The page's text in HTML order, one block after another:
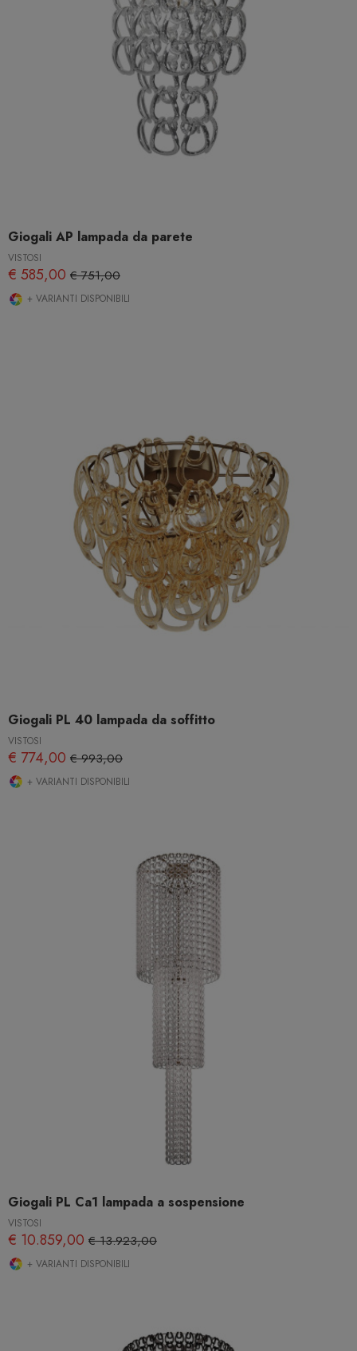
Giogali AP lampada da parete
VISTOSI
€ 585,00 € 751,00
+ VARIANTI DISPONIBILI
Giogali PL 40 lampada da soffitto
VISTOSI
€ 774,00 € 993,00
+ VARIANTI DISPONIBILI
Giogali PL Ca1 lampada a sospensione
VISTOSI
€ 10.859,00 € 13.923,00
+ VARIANTI DISPONIBILI